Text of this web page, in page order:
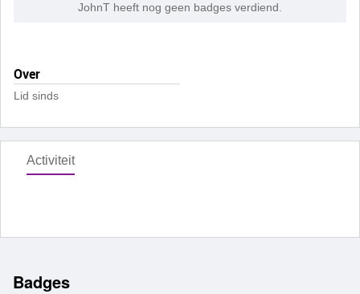
JohnT heeft nog geen badges verdiend.
Over
Lid sinds
Activiteit
Badges